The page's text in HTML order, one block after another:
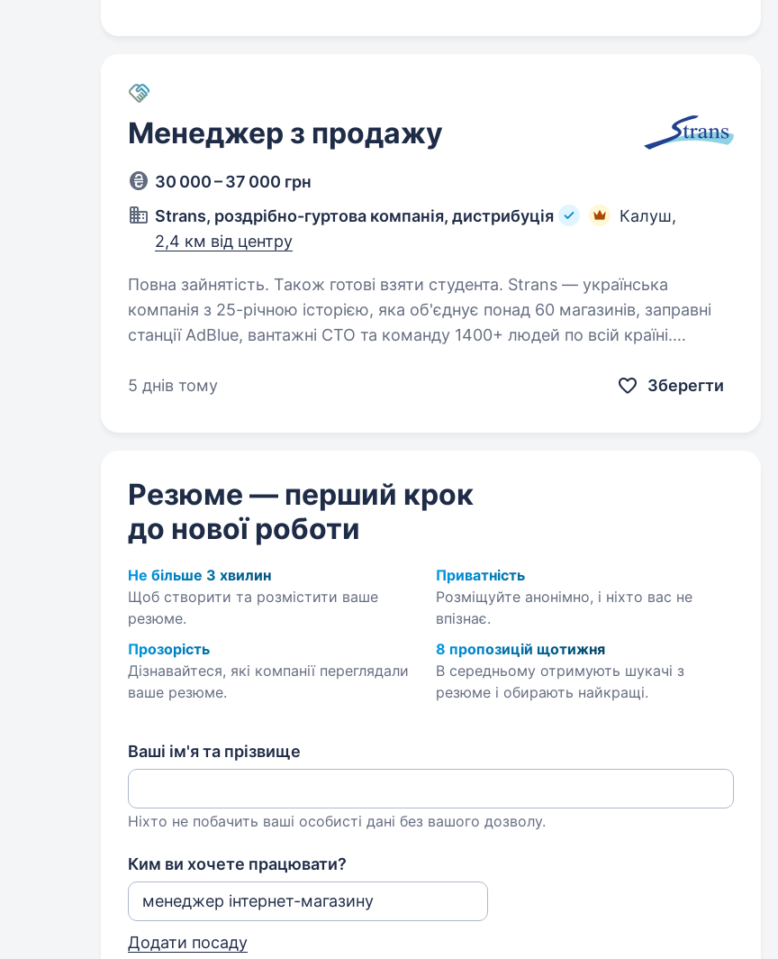
Менеджер з продажу
30 000 – 37 000 грн
Strans, роздрібно-гуртова компанія, дистрибуція
Калуш,
2,4 км від центру
Повна зайнятість. Також готові взяти студента. Strans — українська
компанія з 25-річною історією, яка об'єднує понад 60 магазинів, заправні
станції AdBlue, вантажні СТО та команду 1400+ людей по всій країні.
5 днів тому
Зберегти
Резюме — перший крок
до нової роботи
Не більше 3 хвилин
Щоб створити та розмістити ваше
резюме.
Приватність
Розміщуйте анонімно, і ніхто вас не
впізнає.
Прозорість
Дізнавайтеся, які компанії переглядали
ваше резюме.
8 пропозицій щотижня
В середньому отримують шукачі з
резюме і обирають найкращі.
Ваші ім'я та прізвище
Ніхто не побачить ваші особисті дані без вашого дозволу.
Ким ви хочете працювати?
Додати посаду